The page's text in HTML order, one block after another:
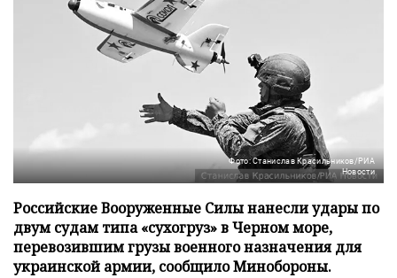
Фото: Станислав Красильников/РИА
Новости
Российские Вооруженные Силы нанесли удары по
двум судам типа «сухогруз» в Черном море,
перевозившим грузы военного назначения для
украинской армии, сообщило Минобороны.